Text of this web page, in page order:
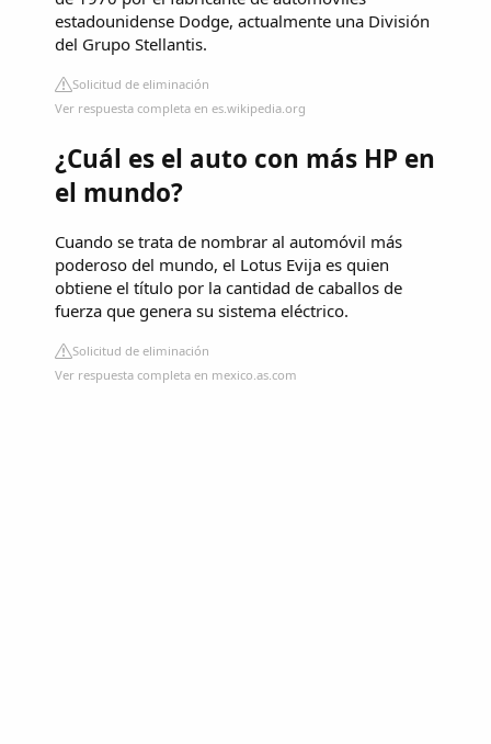
estadounidense Dodge, actualmente una División
del Grupo Stellantis.
Solicitud de eliminación
Ver respuesta completa en es.wikipedia.org
¿Cuál es el auto con más HP en
el mundo?
Cuando se trata de nombrar al automóvil más
poderoso del mundo, el Lotus Evija es quien
obtiene el título por la cantidad de caballos de
fuerza que genera su sistema eléctrico.
Solicitud de eliminación
Ver respuesta completa en mexico.as.com